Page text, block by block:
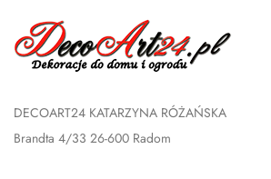
DECOART24 KATARZYNA RÓŻAŃSKA
Brandta 4/33 26-600 Radom